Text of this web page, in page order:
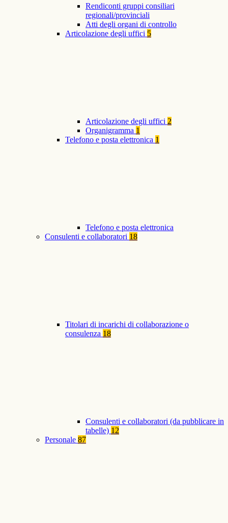
Rendiconti gruppi consiliari
regionali/provinciali
Atti degli organi di controllo
Articolazione degli uffici 5
Articolazione degli uffici 2
Organigramma 1
Telefono e posta elettronica 1
Telefono e posta elettronica
Consulenti e collaboratori 18
Titolari di incarichi di collaborazione o
consulenza 18
Consulenti e collaboratori (da pubblicare in
tabelle) 12
Personale 87